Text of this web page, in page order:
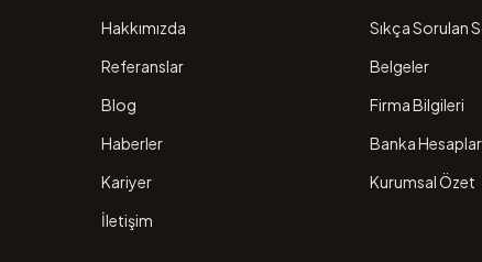
Hakkımızda
Referanslar
Blog
Haberler
Kariyer
İletişim
Sıkça Sorulan
Belgeler
Firma Bilgileri
Banka
Kurumsal Özet